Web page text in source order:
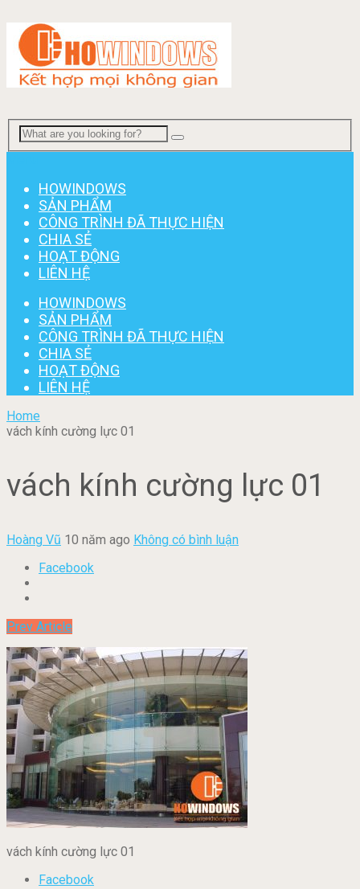
HOWINDOWS
SẢN PHẨM
CÔNG TRÌNH ĐÃ THỰC HIỆN
CHIA SẺ
HOẠT ĐỘNG
LIÊN HỆ
HOWINDOWS
SẢN PHẨM
CÔNG TRÌNH ĐÃ THỰC HIỆN
CHIA SẺ
HOẠT ĐỘNG
LIÊN HỆ
Home
vách kính cường lực 01
vách kính cường lực 01
Hoàng Vũ 10 năm ago Không có bình luận
Facebook
Prev Article
vách kính cường lực 01
Facebook